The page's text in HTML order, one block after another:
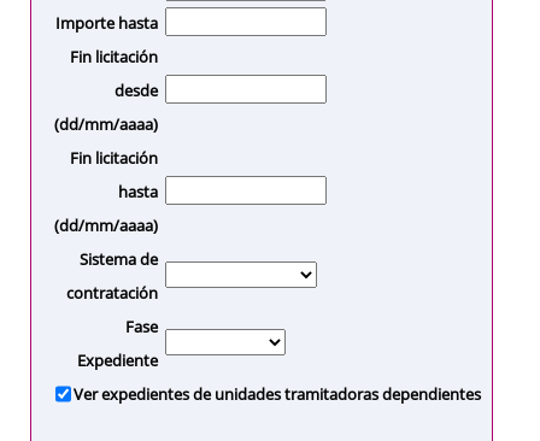
Importe hasta
Fin licitación
desde
(dd/mm/aaaa)
Fin licitación
hasta
(dd/mm/aaaa)
Sistema de
contratación
Fase
Expediente
Ver expedientes de unidades tramitadoras dependientes